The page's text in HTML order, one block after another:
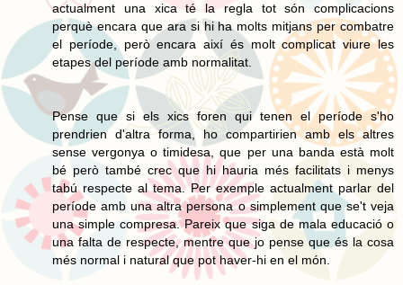
actualment una xica té la regla tot són complicacions
perquè encara que ara si hi ha molts mitjans per combatre
el període, però encara així és molt complicat viure les
etapes del període amb normalitat.
Pense que si els xics foren qui tenen el període s'ho
prendrien d'altra forma, ho compartirien amb els altres
sense vergonya o timidesa, que per una banda està molt
bé però també crec que hi hauria més facilitats i menys
tabú respecte al tema. Per exemple actualment parlar del
període amb una altra persona o simplement que se't veja
una simple compresa. Pareix que siga de mala educació o
una falta de respecte, mentre que jo pense que és la cosa
més normal i natural que pot haver-hi en el món.